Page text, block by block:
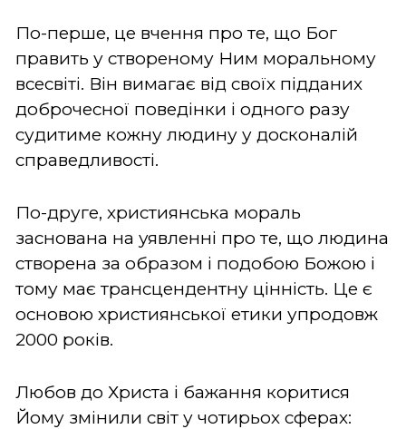
По-перше, це вчення про те, що Бог
править у створеному Ним моральному
всесвіті. Він вимагає від своїх підданих
доброчесної поведінки і одного разу
судитиме кожну людину у досконалій
справедливості.
По-друге, християнська мораль
заснована на уявленні про те, що людина
створена за образом і подобою Божою і
тому має трансцендентну цінність. Це є
основою християнської етики упродовж
2000 років.
Любов до Христа і бажання коритися
Йому змінили світ у чотирьох сферах: